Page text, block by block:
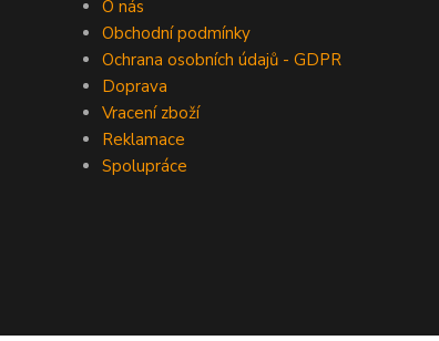
O nás
Obchodní podmínky
Ochrana osobních údajů - GDPR
Doprava
Vracení zboží
Reklamace
Spolupráce